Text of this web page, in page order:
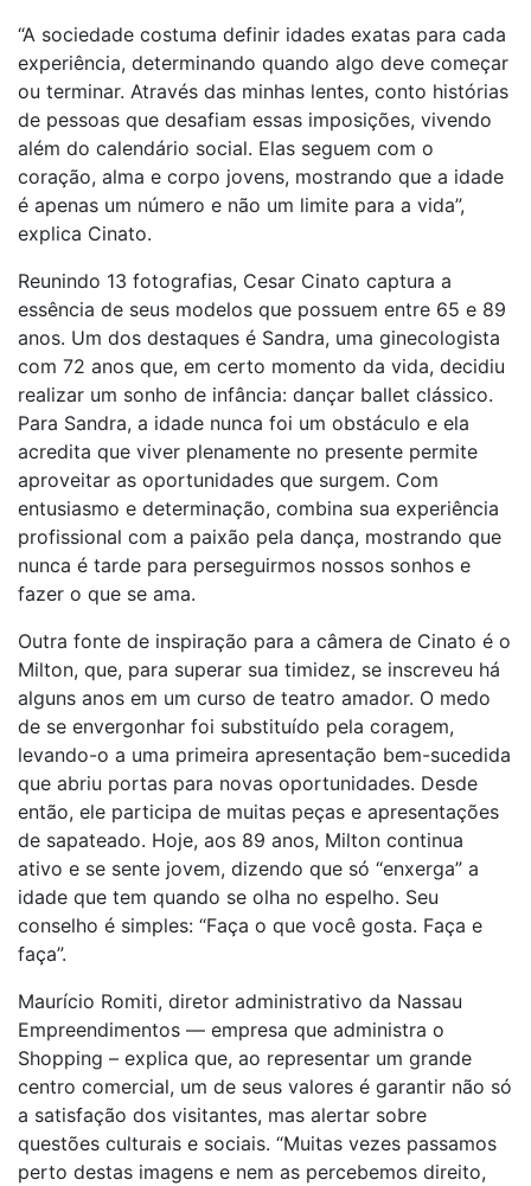
“A sociedade costuma definir idades exatas para cada
experiência, determinando quando algo deve começar
ou terminar. Através das minhas lentes, conto histórias
de pessoas que desafiam essas imposições, vivendo
além do calendário social. Elas seguem com o
coração, alma e corpo jovens, mostrando que a idade
é apenas um número e não um limite para a vida”,
explica Cinato.
Reunindo 13 fotografias, Cesar Cinato captura a
essência de seus modelos que possuem entre 65 e 89
anos. Um dos destaques é Sandra, uma ginecologista
com 72 anos que, em certo momento da vida, decidiu
realizar um sonho de infância: dançar ballet clássico.
Para Sandra, a idade nunca foi um obstáculo e ela
acredita que viver plenamente no presente permite
aproveitar as oportunidades que surgem. Com
entusiasmo e determinação, combina sua experiência
profissional com a paixão pela dança, mostrando que
nunca é tarde para perseguirmos nossos sonhos e
fazer o que se ama.
Outra fonte de inspiração para a câmera de Cinato é o
Milton, que, para superar sua timidez, se inscreveu há
alguns anos em um curso de teatro amador. O medo
de se envergonhar foi substituído pela coragem,
levando-o a uma primeira apresentação bem-sucedida
que abriu portas para novas oportunidades. Desde
então, ele participa de muitas peças e apresentações
de sapateado. Hoje, aos 89 anos, Milton continua
ativo e se sente jovem, dizendo que só “enxerga” a
idade que tem quando se olha no espelho. Seu
conselho é simples: “Faça o que você gosta. Faça e
faça”.
Maurício Romiti, diretor administrativo da Nassau
Empreendimentos — empresa que administra o
Shopping – explica que, ao representar um grande
centro comercial, um de seus valores é garantir não só
a satisfação dos visitantes, mas alertar sobre
questões culturais e sociais. “Muitas vezes passamos
perto destas imagens e nem as percebemos direito,